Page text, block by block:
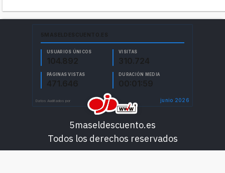
5maseldescuento.es
Todos los derechos reservados